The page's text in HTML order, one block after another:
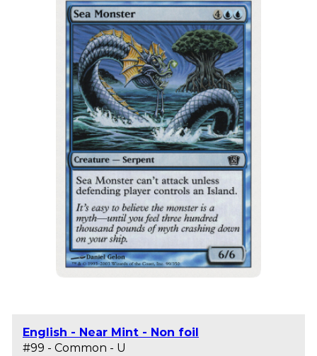
English - Near Mint - Non foil
#99 - Common - U